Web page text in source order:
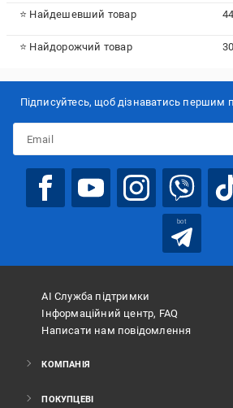
⭐ Найдешевший товар
⭐ Найдорожчий товар
Підписуйтесь, щоб дізнаватись першим
bot
АІ Служба підтримки
Інформаційний центр, FAQ
Написати нам повідомлення
КОМПАНІЯ
ПОКУПЦЕВІ